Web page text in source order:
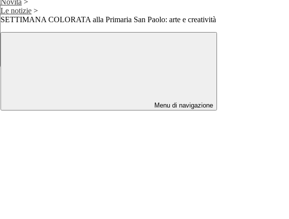
Novità >
Le notizie >
SETTIMANA COLORATA alla Primaria San Paolo: arte e creatività
Menu di navigazione